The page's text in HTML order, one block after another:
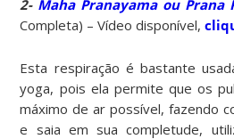
2- Maha Pranayama ou Prana
Completa) – Vídeo disponível,
Esta respiração é bastante
yoga, pois ela permite que os
máximo de ar possível, fazendo
e saia em sua completude,